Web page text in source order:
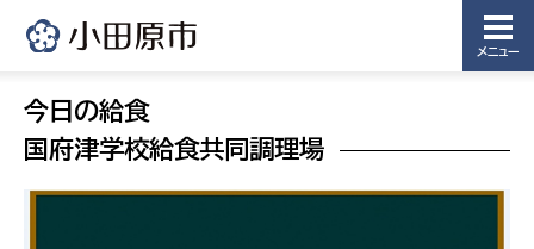
メニュー
今日の給食
国府津学校給食共同調理場